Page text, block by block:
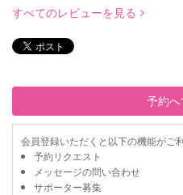
すべてのレビューを見る
予約
会員登録いただくと以下の機能がご
予約リクエスト
メッセージの問い合わせ
サポーター募集